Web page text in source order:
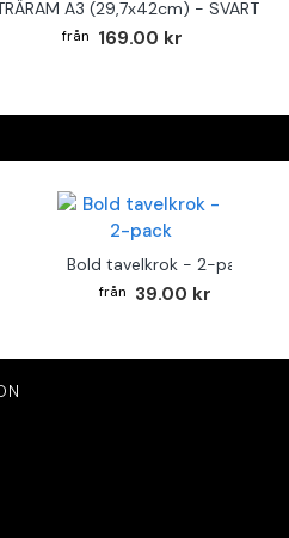
A3 (29,7x42cm) - SVART
169.00 kr
Bold tavelkrok - 2-pack
39.00 kr